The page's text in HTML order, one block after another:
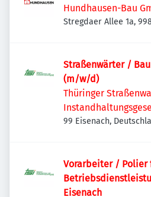
Hundhausen-Bau
Stregdaer Allee 1a,
Straßenwärter /
(m/w/d)
Thüringer
KG
99 Eisenach,
Vorarbeiter / Polier
Eisenach